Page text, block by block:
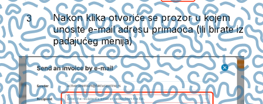
Nakon klika otvoriće se prozor u kojem
unosite e-mail adresu primaoca (ili birate iz
padajućeg menija)